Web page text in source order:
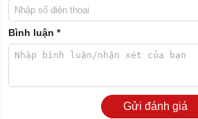
Máy được trang bị động cơ không chổi
Bình luận *
Gửi đánh giá